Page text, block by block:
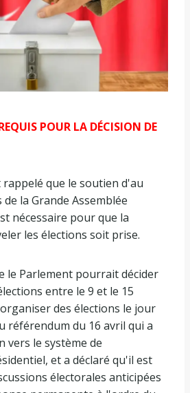
POUR LA DÉCISION DE
rappelé que le soutien d'au
la Grande Assemblée
nécessaire pour que la
les élections soit prise.
le Parlement pourrait décider
entre le 9 et le 15
des élections le jour
référendum du 16 avril qui a
vers le système de
et a déclaré qu'il est
électorales anticipées